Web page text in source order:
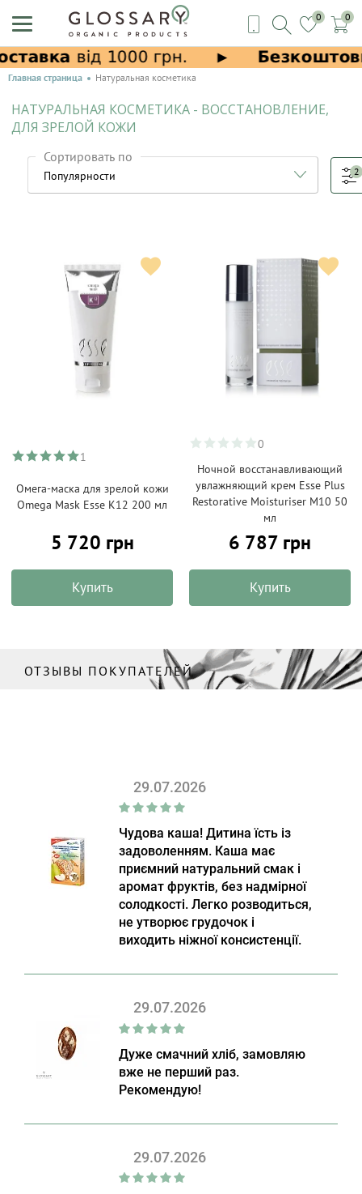
0 0
Главная страница Натуральная косметика
НАТУРАЛЬНАЯ КОСМЕТИКА - ВОССТАНОВЛЕНИЕ,
ДЛЯ ЗРЕЛОЙ КОЖИ
Сортировать по
2
1
Омега-маска для зрелой кожи
Omega Mask Esse K12 200 мл
5 720 грн
Купить
0
Ночной восстанавливающий
увлажняющий крем Esse Plus
Restorative Moisturiser M10 50
мл
6 787 грн
Купить
ОТЗЫВЫ ПОКУПАТЕЛЕЙ
29.07.2026
Чудова каша! Дитина їсть із
задоволенням. Каша має
приємний натуральний смак і
аромат фруктів, без надмірної
солодкості. Легко розводиться,
не утворює грудочок і
виходить ніжної консистенції.
29.07.2026
Дуже смачний хліб, замовляю
вже не перший раз.
Рекомендую!
29.07.2026